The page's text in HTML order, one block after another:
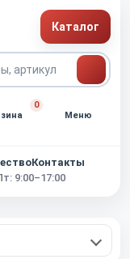
Каталог
0
Меню
Контакты
9:00–17:00